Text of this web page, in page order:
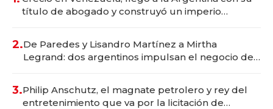
título de abogado y construyó un imperio
2.De Paredes y Lisandro Martínez a Mirtha
Legrand: dos argentinos impulsan el negocio del
3.Philip Anschutz, el magnate petrolero y rey del
entretenimiento que va por la licitación de